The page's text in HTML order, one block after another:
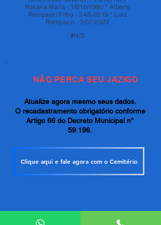
Rosaria Maita - 18/10/1980 * Alberto
Rampazzi Filho - 24/5/2019 * Luiz
Rampazzi - 3/07/2022
#N/D
NÃO PERCA SEU JAZIGO
Atualize agora mesmo seus dados.
O recadastramento obrigatório conforme
Artigo 66 do Decreto Municipal n°
59.196.
Clique aqui e fale agora com o Cemitério